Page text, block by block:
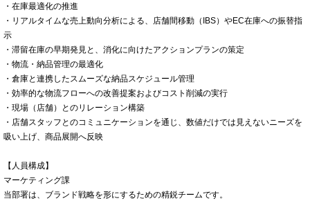
・在庫最適化の推進
・リアルタイムな売上動向分析による、店舗間移動（IBS）やEC在庫への振替指
示
・滞留在庫の早期発見と、消化に向けたアクションプランの策定
・物流・納品管理の最適化
・倉庫と連携したスムーズな納品スケジュール管理
・効率的な物流フローへの改善提案およびコスト削減の実行
・現場（店舗）とのリレーション構築
・店舗スタッフとのコミュニケーションを通じ、数値だけでは見えないニーズを
吸い上げ、商品展開へ反映
【人員構成】
マーケティング課
当部署は、ブランド戦略を形にするための精鋭チームです。